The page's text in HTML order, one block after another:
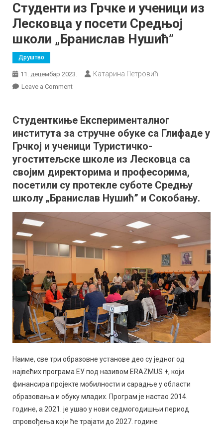
Студенти из Грчке и ученици из
Лесковца у посети Средњој
школи „Бранислав Нушић”
Друштво
11. децембар 2023. Катарина Петровић
Leave a Commenton
Грчке
и
ученици
у
посети
Средњој
школи
„Бранислав
Нушић”
Студенткиње Експерименталног
института за стручне обуке са Глифаде у
Грчкој и ученици Туристичко-
угоститељске школе из Лесковца са
својим директорима и професорима,
посетили су протекле суботе Средњу
школу „Бранислав Нушић” и Сокобању.
Наиме, све три образовне установе део су једног од
највећих програма ЕУ под називом ERAZMUS +, који
финансира пројекте мобилности и сарадње у области
образовања и обуку младих. Програм је настао 2014.
године, а 2021. је ушао у нови седмогодишњи период
спровођења који ће трајати до 2027. године